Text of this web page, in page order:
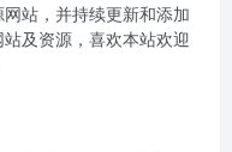
站，并持续更新和添加
及资源，喜欢本站欢迎